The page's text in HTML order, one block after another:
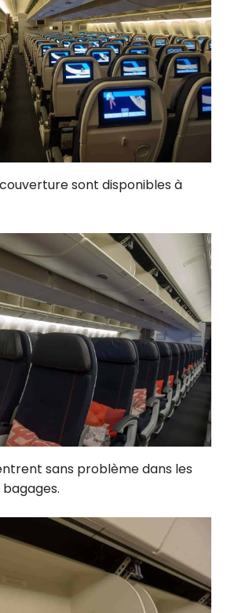
sont disponibles à
sans problème dans les